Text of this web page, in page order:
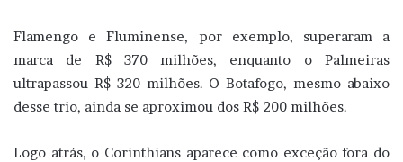
Flamengo e Fluminense, por exemplo, superaram a
marca de R$ 370 milhões, enquanto o Palmeiras
ultrapassou R$ 320 milhões. O Botafogo, mesmo abaixo
desse trio, ainda se aproximou dos R$ 200 milhões.
Logo atrás, o Corinthians aparece como exceção fora do